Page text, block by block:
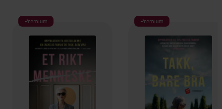
Premium Premium